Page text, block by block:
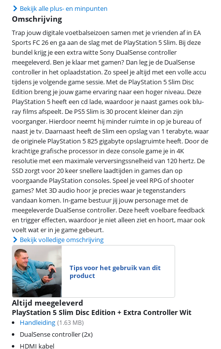
Bekijk alle plus- en minpunten
Omschrijving
Trap jouw digitale voetbalseizoen samen met je vrienden af in EA
Sports FC 26 en ga aan de slag met de PlayStation 5 Slim. Bij deze
bundel krijg je een extra witte Sony DualSense controller
meegeleverd. Ben je klaar met gamen? Dan leg je de DualSense
controller in het oplaadstation. Zo speel je altijd met een volle accu
tijdens je volgende game sessie. Met de PlayStation 5 Slim Disc
Edition breng je jouw game ervaring naar een hoger niveau. Deze
PlayStation 5 heeft een cd lade, waardoor je naast games ook blu-
ray films afspeelt. De PS5 Slim is 30 procent kleiner dan zijn
voorganger. Hierdoor neemt hij minder ruimte in op je bureau of
naast je tv. Daarnaast heeft de Slim een opslag van 1 terabyte, waar
de originele PlayStation 5 825 gigabyte opslagruimte heeft. Door de
krachtige grafische processor in deze console game je in 4K
resolutie met een maximale verversingssnelheid van 120 hertz. De
SSD zorgt voor 20 keer snellere laadtijden in games dan op
voorgaande PlayStation consoles. Speel je veel RPG of shooter
games? Met 3D audio hoor je precies waar je tegenstanders
vandaan komen. In-game bestuur jij jouw personage met de
meegeleverde DualSense controller. Deze heeft voelbare feedback
en trigger effecten, waardoor je niet alleen ziet en hoort, maar ook
voelt wat er in je game gebeurt.
Bekijk volledige omschrijving
Tips voor het gebruik van dit
product
Altijd meegeleverd
PlayStation 5 Slim Disc Edition + Extra Controller Wit
Handleiding (1.63 MB)
DualSense controller (2x)
HDMI kabel